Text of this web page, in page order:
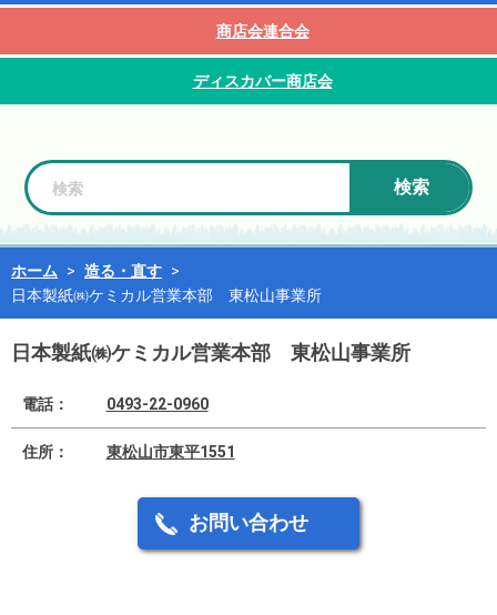
商店会連合会
ディスカバー商店会
検索
ホーム > 造る・直す >
日本製紙㈱ケミカル営業本部 東松山事業所
日本製紙㈱ケミカル営業本部 東松山事業所
電話： 0493-22-0960
住所： 東松山市東平1551
お問い合わせ